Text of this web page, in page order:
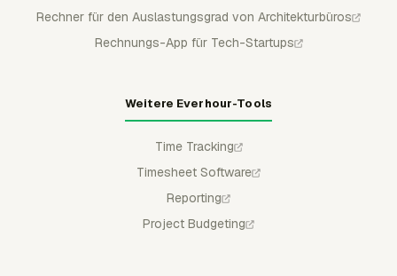
Rechner für den Auslastungsgrad von Architekturbüros
Rechnungs-App für Tech-Startups
Weitere Everhour-Tools
Time Tracking
Timesheet Software
Reporting
Project Budgeting